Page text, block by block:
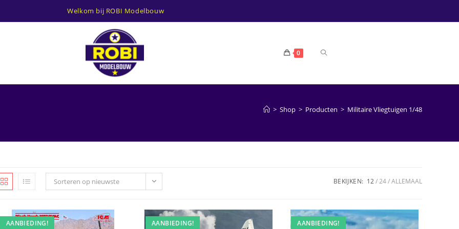
Welkom bij ROBI Modelbouw
0 TOGGLE
> Shop > Producten > Militaire Vliegtuigen 1/48
Sorteren op nieuwste BEKIJKEN: 12 24 ALLEMAAL
AANBIEDING! AANBIEDING! AANBIEDING!